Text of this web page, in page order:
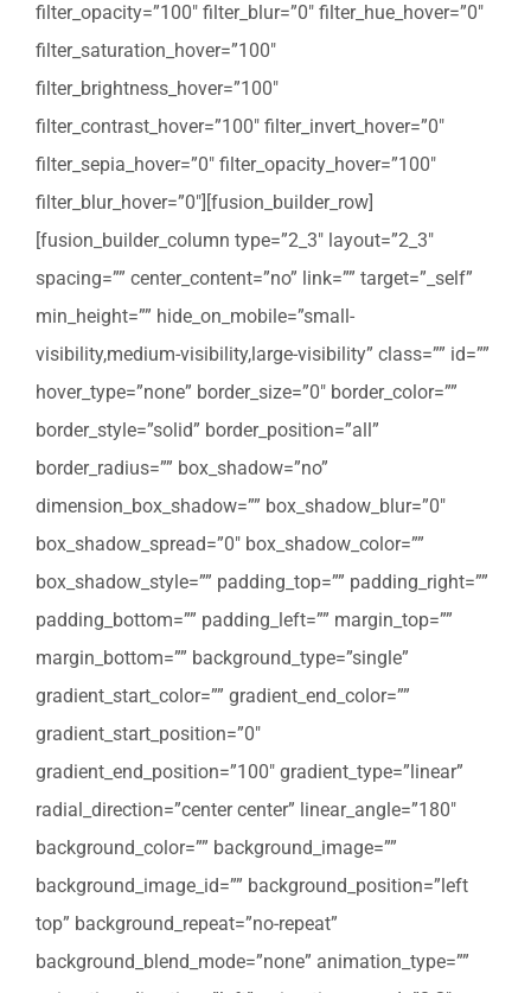
filter_opacity=”100″ filter_blur=”0″ filter_hue_hover=”0″
filter_saturation_hover=”100″
filter_brightness_hover=”100″
filter_contrast_hover=”100″ filter_invert_hover=”0″
filter_sepia_hover=”0″ filter_opacity_hover=”100″
filter_blur_hover=”0″][fusion_builder_row]
[fusion_builder_column type=”2_3″ layout=”2_3″
spacing=”” center_content=”no” link=”” target=”_self”
min_height=”” hide_on_mobile=”small-
visibility,medium-visibility,large-visibility” class=”” id=””
hover_type=”none” border_size=”0″ border_color=””
border_style=”solid” border_position=”all”
border_radius=”” box_shadow=”no”
dimension_box_shadow=”” box_shadow_blur=”0″
box_shadow_spread=”0″ box_shadow_color=””
box_shadow_style=”” padding_top=”” padding_right=””
padding_bottom=”” padding_left=”” margin_top=””
margin_bottom=”” background_type=”single”
gradient_start_color=”” gradient_end_color=””
gradient_start_position=”0″
gradient_end_position=”100″ gradient_type=”linear”
radial_direction=”center center” linear_angle=”180″
background_color=”” background_image=””
background_image_id=”” background_position=”left
top” background_repeat=”no-repeat”
background_blend_mode=”none” animation_type=””